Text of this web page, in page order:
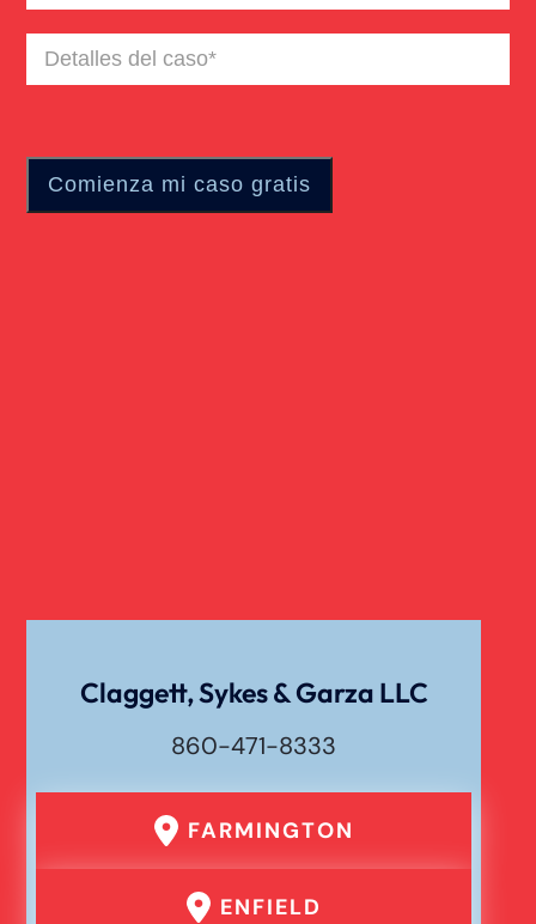
Detalles
del
Claggett, Sykes & Garza LLC
860-471-8333
FARMINGTON
ENFIELD